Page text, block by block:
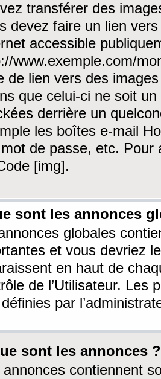
transférer des
devez faire un lien
accessible
www.exemple.com/
de lien vers des
que celui-ci ne soit
derrière un
les boîtes e-mail
de passe, etc. Pour
[img].
sont les annonces
globales
et vous devriez
en haut de
de l’Utilisateur. Les
par
sont les annonces ?
annonces contiennent